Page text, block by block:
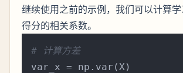
继续使用之前的示例，我们可以计算
得分的相关系数。
# 计算方差
var_x = np.var(X)